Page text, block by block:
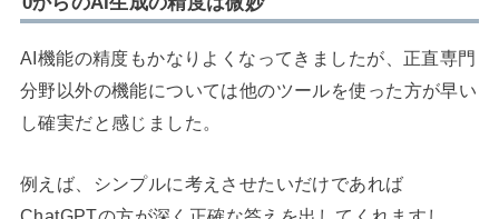
AI機能の精度もかなりよくなってきましたが、正直専門
分野以外の機能については他のツールを使った方が早い
し確実だと感じました。
例えば、シンプルに考えさせたいだけであれば